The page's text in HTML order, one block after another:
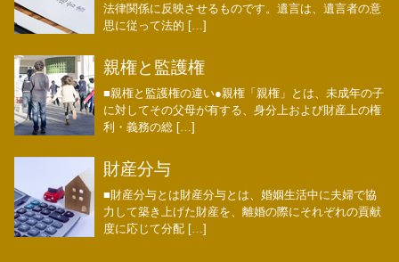
法律関係に反映させるものです。遺言は、遺言者の意
思に従って法的 […]
親権と監護権
■親権と監護権の違い●親権「親権」とは、未成年の子
に対してその父母が有する、身分上および財産上の権
利・義務の総 […]
財産分与
■財産分与とは財産分与とは、婚姻生活中に夫婦で協
力して築き上げた財産を、離婚の際にそれぞれの貢献
度に応じて分配 […]